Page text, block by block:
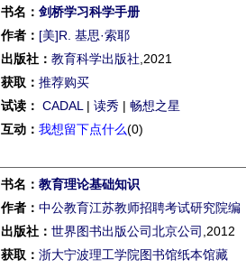
书名： 剑桥学习科学手册
作者： [美]R. 基思·索耶
出版社： 教育科学出版社 ,2021
获取： 推荐购买
试读： CADAL | 读秀 | 畅想之星
互动： 我想留下点什么(0)
书名： 教育理论基础知识
作者： 中公教育江苏教师招聘考试研究院编
出版社： 世界图书出版公司北京公司 ,2012
获取： 浙大宁波理工学院图书馆纸本馆藏